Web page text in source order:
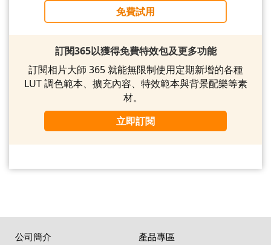
免費試用
訂閱365以獲得免費特效包及更多功能
訂閱相片大師 365 就能無限制使用定期新增的各種
LUT 調色範本、擴充內容、特效範本與背景配樂等素
材。
立即訂閱
公司簡介 產品專區